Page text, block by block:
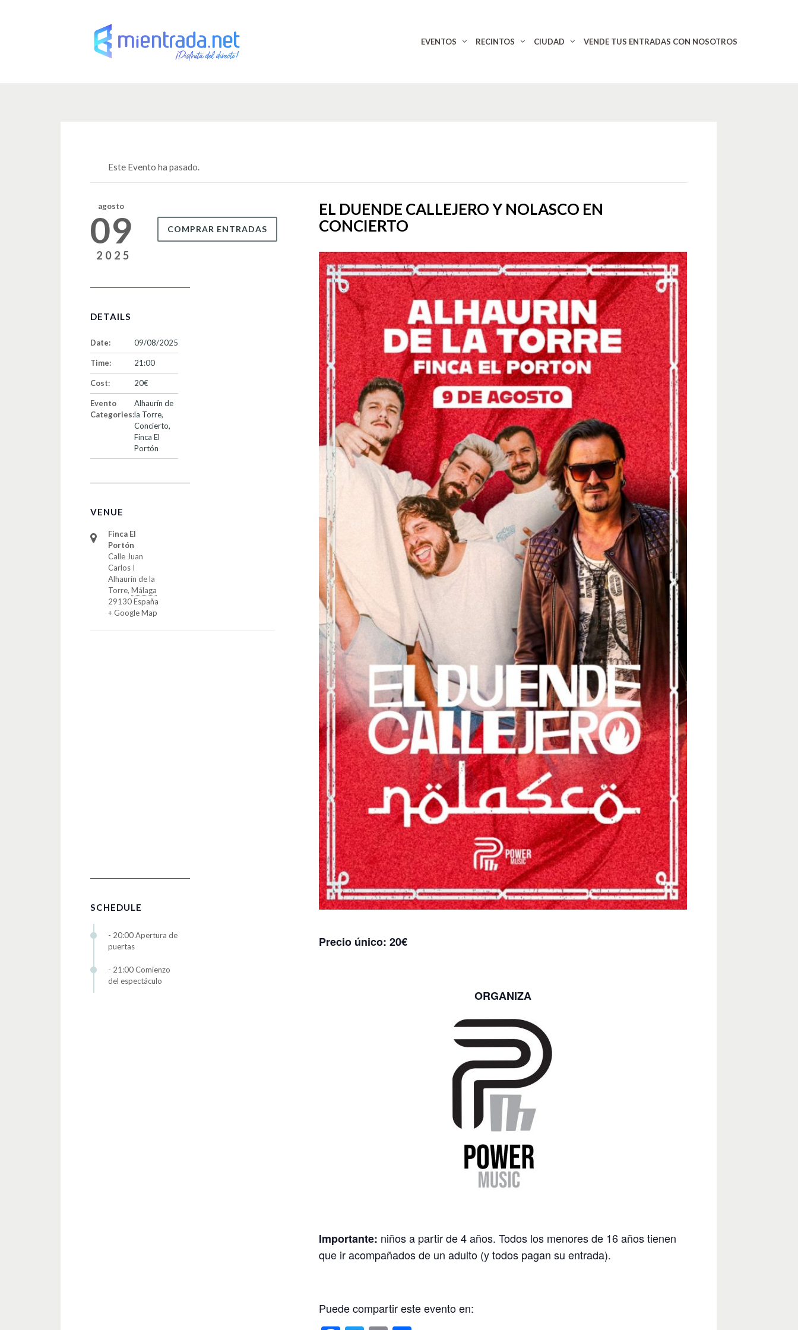
EVENTOS RECINTOS CIUDAD VENDE TUS ENTRADAS CON NOSOTROS
Este Evento ha pasado.
EL DUENDE CALLEJERO Y NOLASCO EN
CONCIERTO
Precio único: 20€
ORGANIZA
Importante: niños a partir de 4 años. Todos los menores de 16 años tienen
que ir acompañados de un adulto (y todos pagan su entrada).
Puede compartir este evento en:
agosto
09
2025
COMPRAR ENTRADAS
DETAILS
Date: 09/08/2025
Time: 21:00
Cost: 20€
Evento
Categories:
Alhaurín de
la Torre,
Concierto,
Finca El
Portón
VENUE
Finca El
Portón
Calle Juan
Carlos I
Alhaurín de la
Torre, Málaga
29130España
+ Google Map
SCHEDULE
- 20:00 Apertura de
puertas
- 21:00 Comienzo
del espectáculo